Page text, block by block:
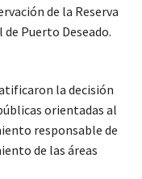
de la Reserva
Puerto Deseado.
la decisión
orientadas al
responsable de
de las áreas